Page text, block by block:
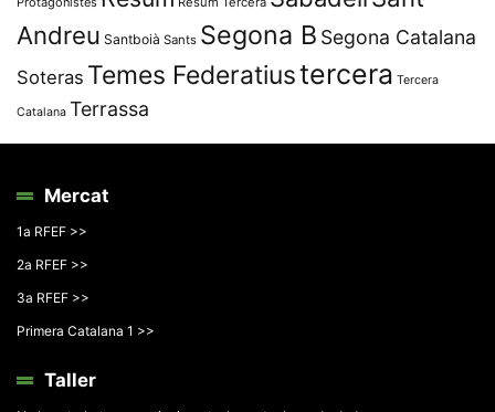
Andreu Santboià Sants Segona B Segona Catalana
Soteras Temes Federatiustercera Tercera
Catalana Terrassa
Mercat
1a RFEF >>
2a RFEF >>
3a RFEF >>
Primera Catalana 1 >>
Taller